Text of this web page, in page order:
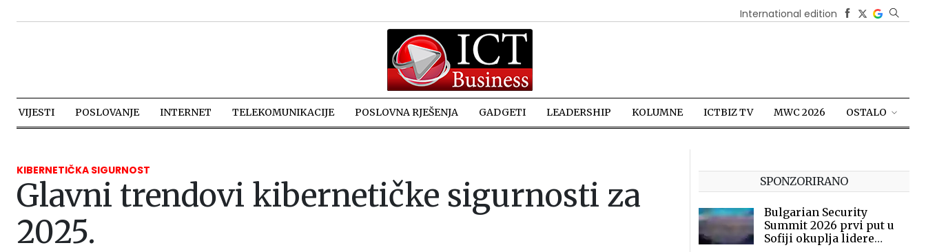
International edition
VIJESTI POSLOVANJE INTERNET TELEKOMUNIKACIJE POSLOVNA RJEŠENJA GADGETI LEADERSHIP KOLUMNE ICTBIZ TV MWC 2026 OSTALO
KIBERNETIČKA SIGURNOST
Glavni trendovi kibernetičke sigurnosti za
2025.
SPONZORIRANO
Bulgarian Security
Summit 2026 prvi put u
Sofiji okuplja lidere